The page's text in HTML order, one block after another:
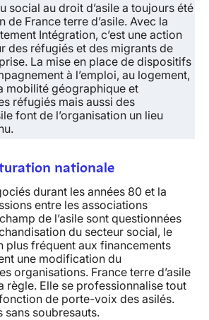
social au droit d’asile a toujours été
de France terre d’asile. Avec la
Intégration, c’est une action
des réfugiés et des migrants de
La mise en place de dispositifs
à l’emploi, au logement,
mobilité géographique et
réfugiés mais aussi des
font de l’organisation un lieu
nationale
durant les années 80 et la
entre les associations
de l’asile sont questionnées
du secteur social, le
plus fréquent aux financements
une modification du
organisations. France terre d’asile
règle. Elle se professionnalise tout
de porte-voix des asilés.
sans soubresauts.